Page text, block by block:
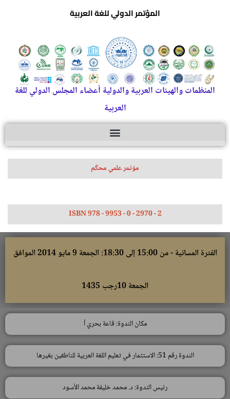
المؤتمر الدولي للغة العربية
المنظمات والهيئات العربية والدولية أعضاء المجلس الدولي للغة
العربية
مؤتمر علمي محكّم
ISBN 978 - 9953 - 0 - 2970 - 2
الفترة المسائية - من 15:00 إلى 18:30: الجمعة 9 مايو 2014 الموافق
الجمعة 10رجب 1435
مكان الندوة: قاعة بحري أ
الندوة رقم 51: الاستثمار في تعليم اللغة العربية للناطقين بغيرها
رئيس الندوة: د. محمد خليفة محمد الأسود